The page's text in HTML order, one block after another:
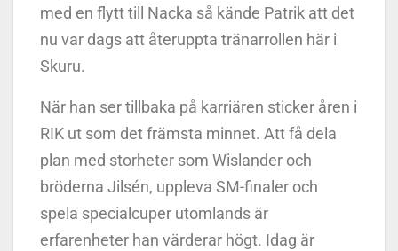
med en flytt till Nacka så kände Patrik att det
nu var dags att återuppta tränarrollen här i
Skuru.
När han ser tillbaka på karriären sticker åren i
RIK ut som det främsta minnet. Att få dela
plan med storheter som Wislander och
bröderna Jilsén, uppleva SM-finaler och
spela specialcuper utomlands är
erfarenheter han värderar högt. Idag är